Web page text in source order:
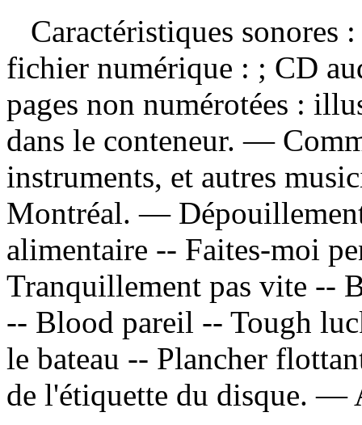
Caractéristiques sonores
fichier numérique : ; CD
pages non numérotées :
dans le conteneur. —
instruments, et autres
Montréal. —
alimentaire -- Faites-moi
Tranquillement pas vite --
-- Blood pareil -- Tough
le bateau -- Plancher
de l'étiquette du disque. —